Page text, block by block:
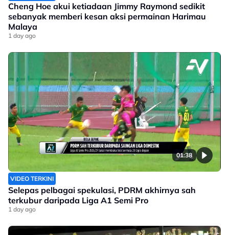
Cheng Hoe akui ketiadaan Jimmy Raymond sedikit
sebanyak memberi kesan aksi permainan Harimau
Malaya
1 day ago
01:38
VIDEO TERKINI
Selepas pelbagai spekulasi, PDRM akhirnya sah
terkubur daripada Liga A1 Semi Pro
1 day ago